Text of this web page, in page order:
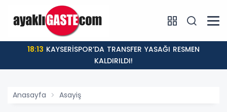
18:13
KALDIRILDI!
Anasayfa Asayiş